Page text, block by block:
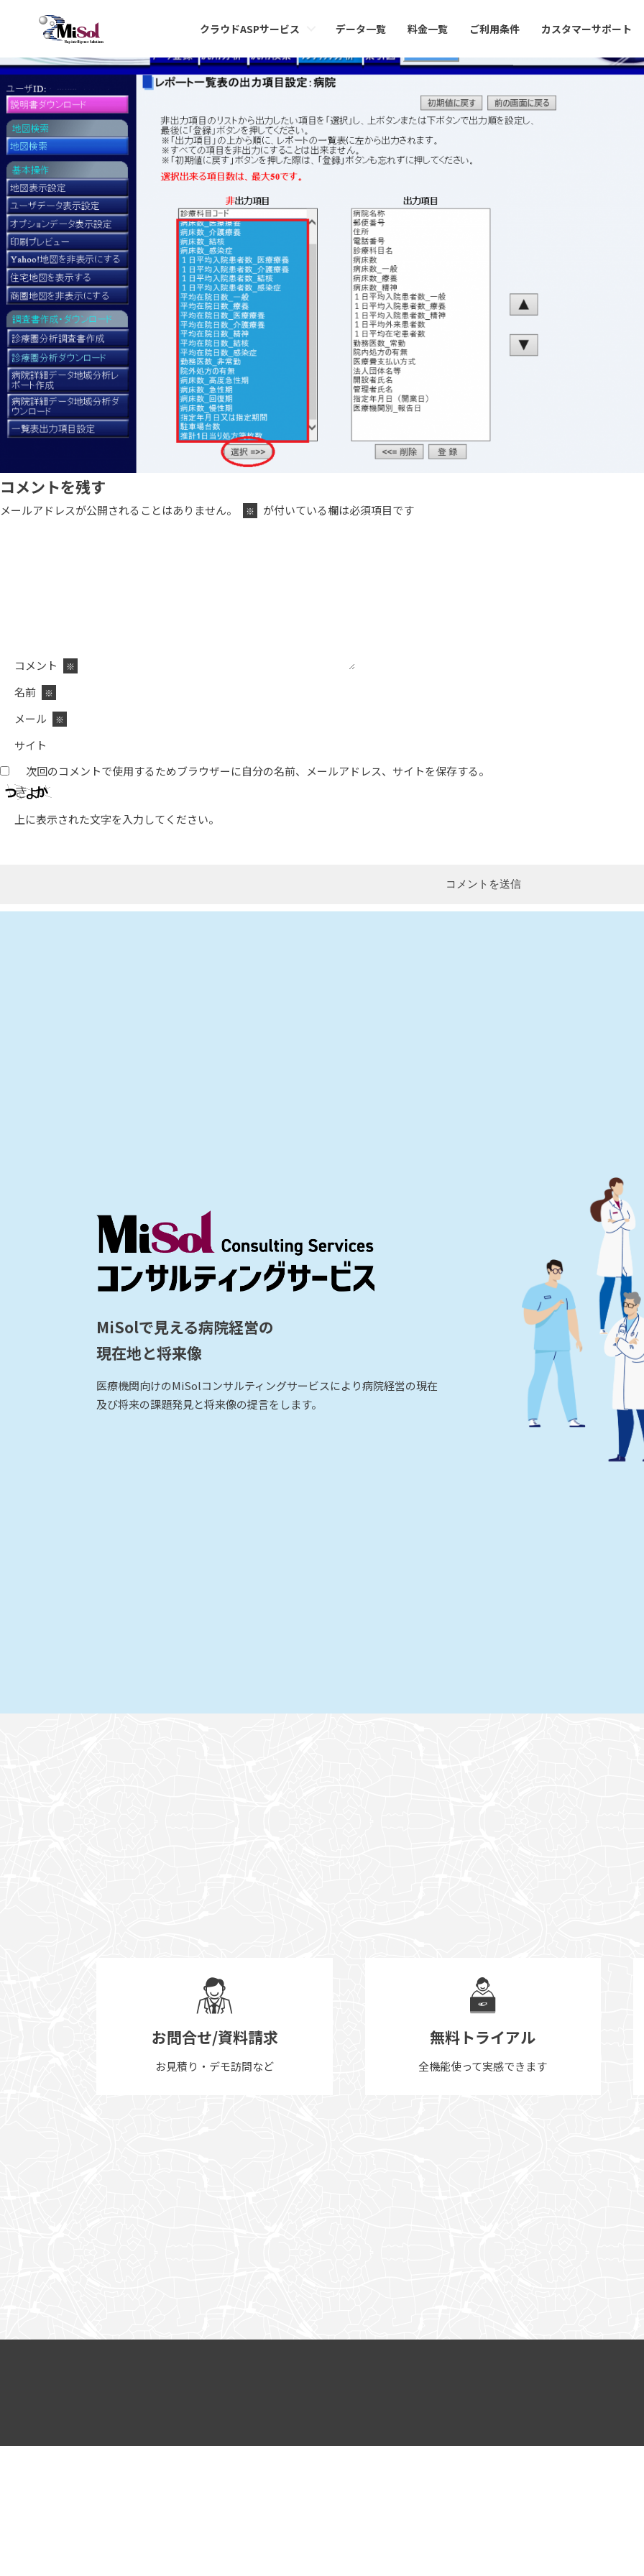
クラウドASPサービス データ一覧 料金一覧 ご利用条件 カスタマーサポート
ichiran4
2020年7月3日at1393 × 850
コメントを残す
メールアドレスが公開されることはありません。 ※ が付いている欄は必須項目です
コメント ※
名前 ※
メール ※
サイト
次回のコメントで使用するためブラウザーに自分の名前、メールアドレス、サイトを保存する。
上に表示された文字を入力してください。
MiSolで見える病院経営の
現在地と将来像
医療機関向けのMiSolコンサルティングサービスにより病院経営の現在
及び将来の課題発見と将来像の提言をします。
お問合せ/資料請求
お見積り・デモ訪問など
無料トライアル
全機能使って実感できます